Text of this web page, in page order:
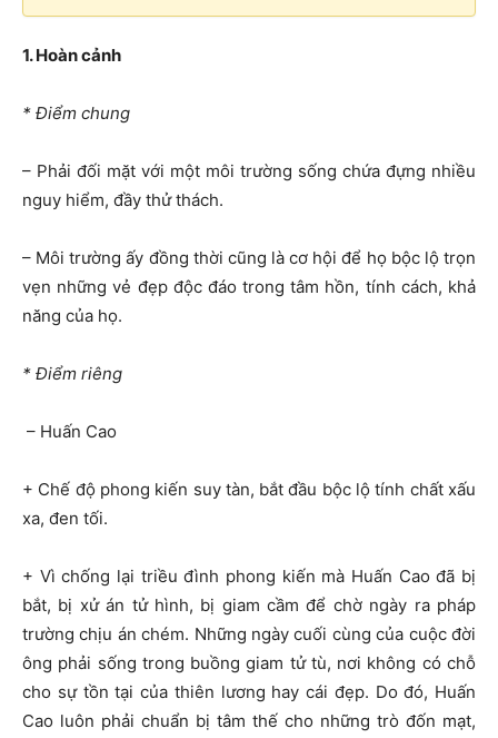
1. Hoàn cảnh
* Điểm chung
– Phải đối mặt với một môi trường sống chứa đựng nhiều
nguy hiểm, đầy thử thách.
– Môi trường ấy đồng thời cũng là cơ hội để họ bộc lộ trọn
vẹn những vẻ đẹp độc đáo trong tâm hồn, tính cách, khả
năng của họ.
* Điểm riêng
– Huấn Cao
+ Chế độ phong kiến suy tàn, bắt đầu bộc lộ tính chất xấu
xa, đen tối.
+ Vì chống lại triều đình phong kiến mà Huấn Cao đã bị
bắt, bị xử án tử hình, bị giam cầm để chờ ngày ra pháp
trường chịu án chém. Những ngày cuối cùng của cuộc đời
ông phải sống trong buồng giam tử tù, nơi không có chỗ
cho sự tồn tại của thiên lương hay cái đẹp. Do đó, Huấn
Cao luôn phải chuẩn bị tâm thế cho những trò đốn mạt,